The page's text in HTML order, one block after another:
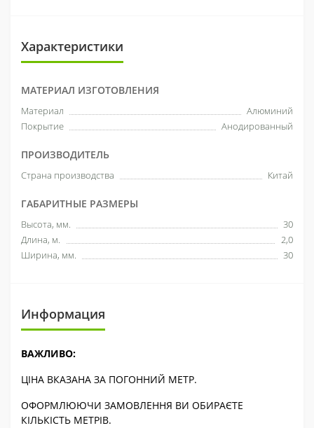
Характеристики
МАТЕРИАЛ ИЗГОТОВЛЕНИЯ
Материал
Алюминий
Покрытие
Анодированный
ПРОИЗВОДИТЕЛЬ
Страна производства Китай
ГАБАРИТНЫЕ РАЗМЕРЫ
Высота, мм.
30
Длина, м.
2,0
Ширина, мм.
30
Информация
ВАЖЛИВО:
ЦІНА ВКАЗАНА ЗА ПОГОННИЙ МЕТР.
ОФОРМЛЮЮЧИ ЗАМОВЛЕННЯ ВИ ОБИРАЄТЕ
КІЛЬКІСТЬ МЕТРІВ.